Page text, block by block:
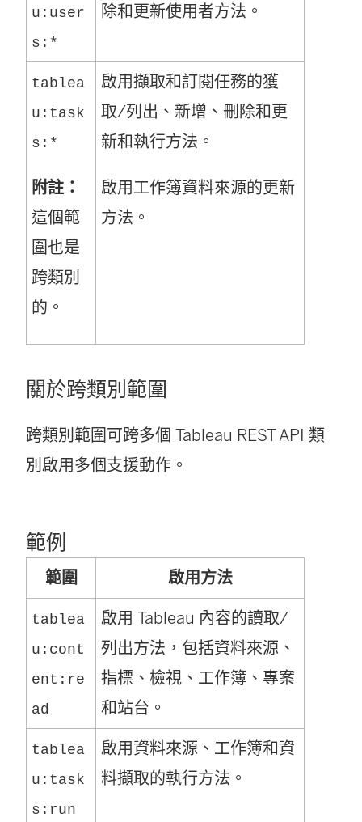
u:user
s:*
除和更新使用者方法。
tablea
u:task
s:*
附註：
這個範
圍也是
跨類別
的。
啟用擷取和訂閱任務的獲
取/列出、新增、刪除和更
新和執行方法。
啟用工作簿資料來源的更新
方法。
關於跨類別範圍
跨類別範圍可跨多個 Tableau REST API 類
別啟用多個支援動作。
範例
範圍 啟用方法
tablea
u:cont
ent:re
ad
啟用 Tableau 內容的讀取/
列出方法，包括資料來源、
指標、檢視、工作簿、專案
和站台。
tablea
u:task
s:run
啟用資料來源、工作簿和資
料擷取的執行方法。